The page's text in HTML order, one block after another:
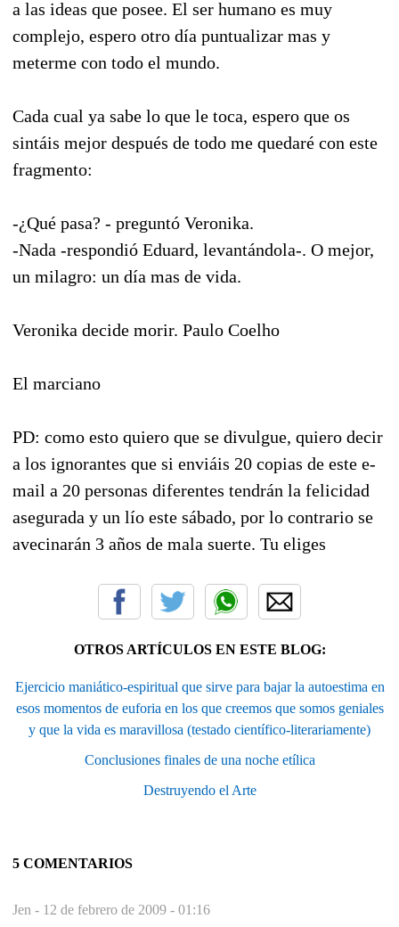
a las ideas que posee. El ser humano es muy
complejo, espero otro día puntualizar mas y
meterme con todo el mundo.
Cada cual ya sabe lo que le toca, espero que os
sintáis mejor después de todo me quedaré con este
fragmento:
-¿Qué pasa? - preguntó Veronika.
-Nada -respondió Eduard, levantándola-. O mejor,
un milagro: un día mas de vida.
Veronika decide morir. Paulo Coelho
El marciano
PD: como esto quiero que se divulgue, quiero decir
a los ignorantes que si enviáis 20 copias de este e-
mail a 20 personas diferentes tendrán la felicidad
asegurada y un lío este sábado, por lo contrario se
avecinarán 3 años de mala suerte. Tu eliges
OTROS ARTÍCULOS EN ESTE BLOG:
Ejercicio maniático-espiritual que sirve para bajar la autoestima en
esos momentos de euforia en los que creemos que somos geniales
y que la vida es maravillosa (testado científico-literariamente)
Conclusiones finales de una noche etílica
Destruyendo el Arte
5 COMENTARIOS
Jen - 12 de febrero de 2009 - 01:16